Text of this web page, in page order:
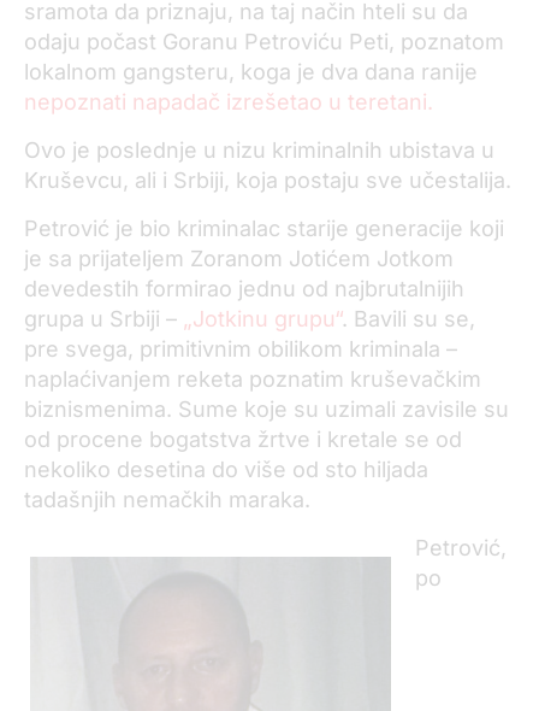
sramota da priznaju, na taj način hteli su da
odaju počast Goranu Petroviću Peti, poznatom
lokalnom gangsteru, koga je dva dana ranije
nepoznati napadač izrešetao u teretani.
Ovo je poslednje u nizu kriminalnih ubistava u
Kruševcu, ali i Srbiji, koja postaju sve učestalija.
Petrović je bio kriminalac starije generacije koji
je sa prijateljem Zoranom Jotićem Jotkom
devedestih formirao jednu od najbrutalnijih
grupa u Srbiji – „Jotkinu grupu“. Bavili su se,
pre svega, primitivnim obilikom kriminala –
naplaćivanjem reketa poznatim kruševačkim
biznismenima. Sume koje su uzimali zavisile su
od procene bogatstva žrtve i kretale se od
nekoliko desetina do više od sto hiljada
tadašnjih nemačkih maraka.
Petrović,
po